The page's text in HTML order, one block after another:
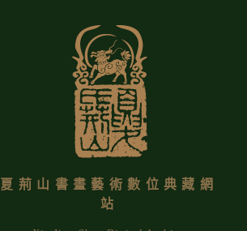
夏荊山書畫藝術數位典藏網
站